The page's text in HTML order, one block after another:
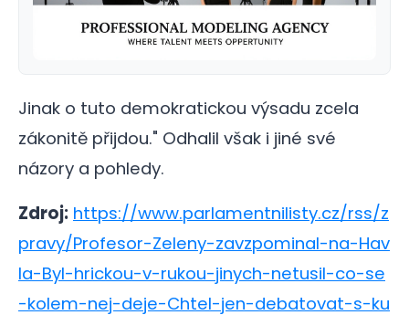
Jinak o tuto demokratickou výsadu zcela
zákonitě přijdou." Odhalil však i jiné své
názory a pohledy.
Zdroj: https://www.parlamentnilisty.cz/rss/z
pravy/Profesor-Zeleny-zavzpominal-na-Hav
la-Byl-hrickou-v-rukou-jinych-netusil-co-se
-kolem-nej-deje-Chtel-jen-debatovat-s-ku